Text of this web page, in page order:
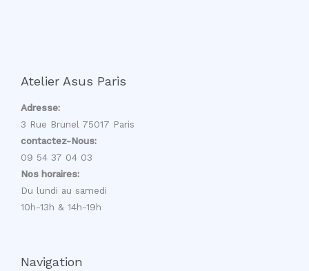
Atelier Asus Paris
Adresse:
3 Rue Brunel 75017 Paris
contactez-Nous:
09 54 37 04 03
Nos horaires:
Du lundi au samedi
10h-13h & 14h-19h
Navigation